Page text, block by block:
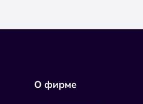
О фирме